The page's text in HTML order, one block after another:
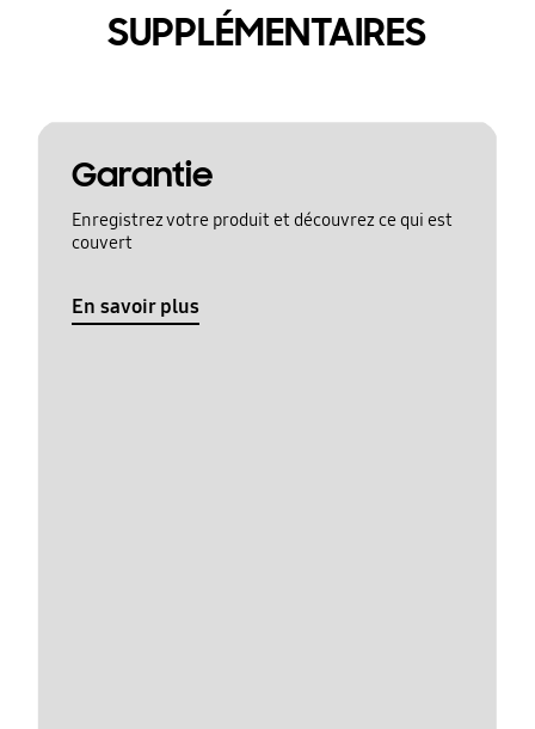
SUPPLÉMENTAIRES
Garantie
Enregistrez votre produit et découvrez ce qui est
couvert
En savoir plus